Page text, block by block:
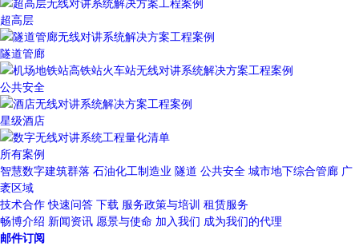
超高层
隧道管廊
公共安全
星级酒店
所有案例
智慧数字建筑群落 石油化工制造业 隧道 公共安全 城市地下综合管廊 广
袤区域
技术合作 快速问答 下载 服务政策与培训 租赁服务
畅博介绍 新闻资讯 愿景与使命 加入我们 成为我们的代理
邮件订阅